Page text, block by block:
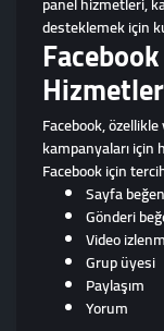
desteklemek için
Facebook,
kampanyaları için
Facebook için
Sayfa
Gönderi
Video
Grup üyesi
Paylaşım
Yorum